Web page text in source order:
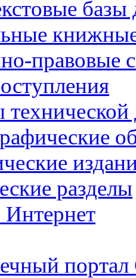
правовые
разделы
портал